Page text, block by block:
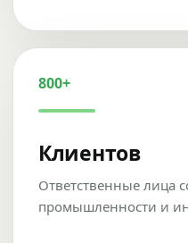
800+
Клиентов
Ответственные лица
промышленности и